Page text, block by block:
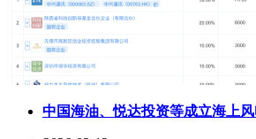
中国海油、悦达投资等成立海上风